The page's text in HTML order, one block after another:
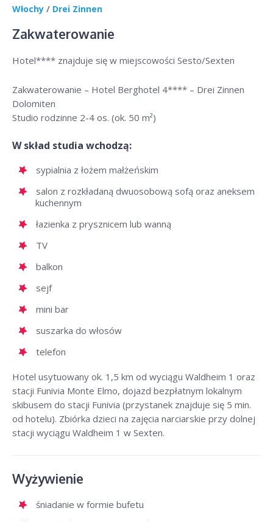
Włochy / Drei Zinnen
Zakwaterowanie
Hotel**** znajduje się w miejscowości Sesto/Sexten
Zakwaterowanie – Hotel Berghotel 4**** – Drei Zinnen
Dolomiten
Studio rodzinne 2-4 os. (ok. 50 m²)
W skład studia wchodzą:
sypialnia z łożem małżeńskim
salon z rozkładaną dwuosobową sofą oraz aneksem
kuchennym
łazienka z prysznicem lub wanną
TV
balkon
sejf
mini bar
suszarka do włosów
telefon
Hotel usytuowany ok. 1,5 km od wyciągu Waldheim 1 oraz
stacji Funivia Monte Elmo, dojazd bezpłatnym lokalnym
skibusem do stacji Funivia (przystanek znajduje się 5 min.
od hotelu). Zbiórka dzieci na zajęcia narciarskie przy dolnej
stacji wyciągu Waldheim 1 w Sexten.
Wyżywienie
śniadanie w formie bufetu